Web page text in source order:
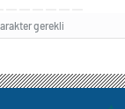
gerekli